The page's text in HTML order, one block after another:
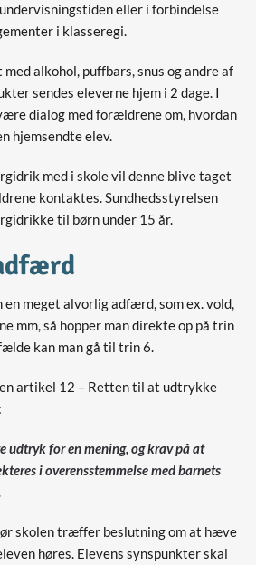
eller i forbindelse
i klasseregi.
alkohol, puffbars, snus og andre af
sendes eleverne hjem i 2 dage. I
dialog med forældrene om, hvordan
hjemsendte elev.
med i skole vil denne blive taget
kontaktes. Sundhedsstyrelsen
til børn under 15 år.
en meget alvorlig adfærd, som ex. vold,
mm, så hopper man direkte op på trin
kan man gå til trin 6.
artikel 12 – Retten til at udtrykke
udtryk for en mening, og krav på at
i overensstemmelse med barnets
skolen træffer beslutning om at hæve
høres. Elevens synspunkter skal